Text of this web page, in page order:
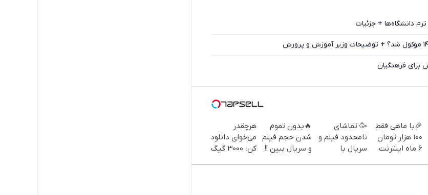
دانشگاه‌ها + جزئیات
برای فرهنگیان
🎉با ماهی فقط
100 هزار تومان
6 ماه اینترنت
🥳 تماشای
نامحدود فیلم و
سریال با
🔥بدون تموم
شدن حجم فیلم
و سریال ببین !!
هرچقدر
می‌خوای دانلود
کن؛ 3000 گیگ